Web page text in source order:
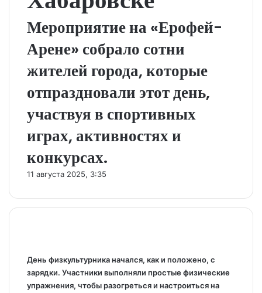
Мероприятие на «Ерофей-
Арене» собрало сотни
жителей города, которые
отпраздновали этот день,
участвуя в спортивных
играх, активностях и
конкурсах.
11 августа 2025, 3:35
День физкультурника начался, как и положено, с
зарядки. Участники выполняли простые физические
упражнения, чтобы разогреться и настроиться на